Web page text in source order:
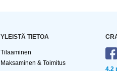
YLEISTÄ TIETOA
Tilaaminen
Maksaminen & Toimitus
4,2